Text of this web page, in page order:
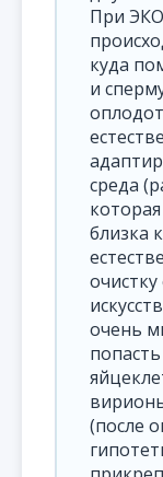
При
куда
и
среда
близка
очень
(после